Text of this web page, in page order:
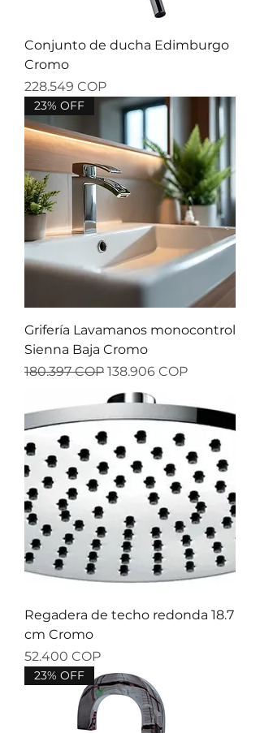
Conjunto de ducha Edimburgo
Cromo
Precio
228.549 COP
23% OFF
Grifería Lavamanos monocontrol
Sienna Baja Cromo
Precio
180.397 COP Precio de oferta
138.906 COP
Regadera de techo redonda 18.7
cm Cromo
Precio
52.400 COP
23% OFF